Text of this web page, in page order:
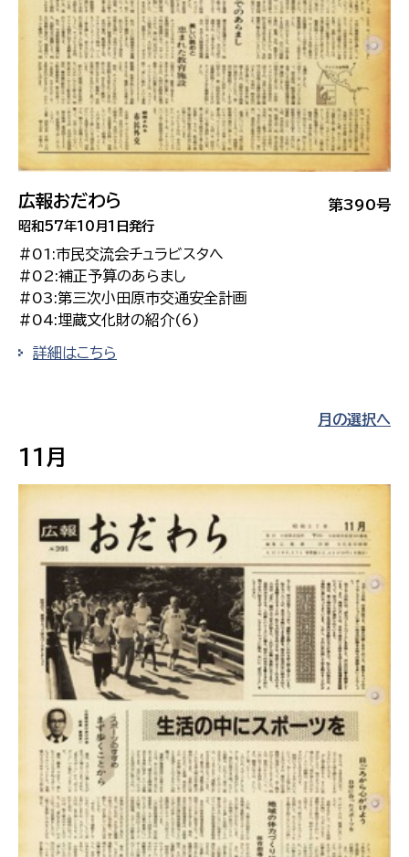
第390号
広報おだわら
昭和57年10月1日発行
#01:市民交流会チュラビスタへ
#02:補正予算のあらまし
#03:第三次小田原市交通安全計画
#04:埋蔵文化財の紹介(6)
詳細はこちら
月の選択へ
11月